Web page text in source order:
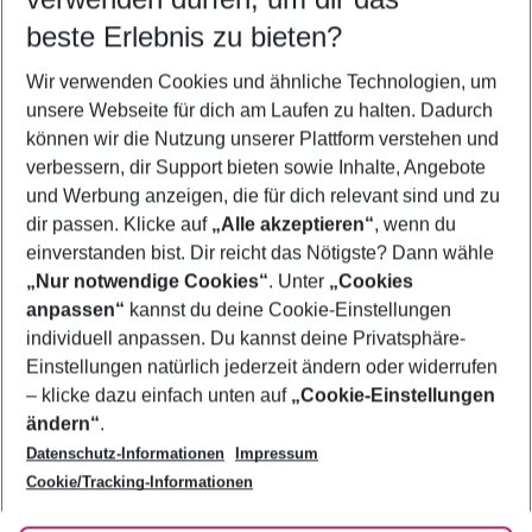
5-8 Nächte
2 Erwachsene Keine Kinder
Mehr Filter anzeigen
Footer
Footer navigation
Über uns
AGB
Bestpreisgarantie
Cookie-Einstellungen ändern
Cookie-Richtlinie
Agenturbetreuung
Barrierefreies Reisen
Folge uns
beste Erlebnis zu bieten?
Wir verwenden Cookies und ähnliche Technologien, um
unsere Webseite für dich am Laufen zu halten. Dadurch
können wir die Nutzung unserer Plattform verstehen und
verbessern, dir Support bieten sowie Inhalte, Angebote
und Werbung anzeigen, die für dich relevant sind und zu
dir passen. Klicke auf „Alle akzeptieren“, wenn du
einverstanden bist. Dir reicht das Nötigste? Dann wähle
„Nur notwendige Cookies“. Unter „Cookies
anpassen“ kannst du deine Cookie-Einstellungen
individuell anpassen. Du kannst deine Privatsphäre-
Einstellungen natürlich jederzeit ändern oder widerrufen
– klicke dazu einfach unten auf „Cookie-Einstellungen
ändern“.
Datenschutz-Informationen
Impressum
Cookie/Tracking-Informationen